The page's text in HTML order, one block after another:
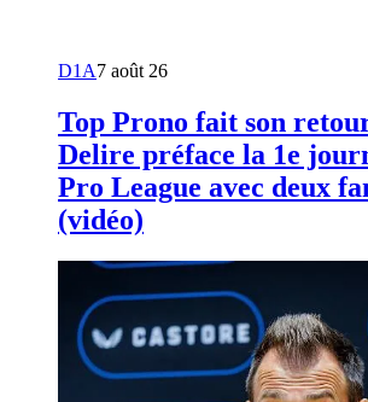
D1A7 août 26
Top Prono fait son
Delire préface la 1e
Pro League avec deux
(vidéo)